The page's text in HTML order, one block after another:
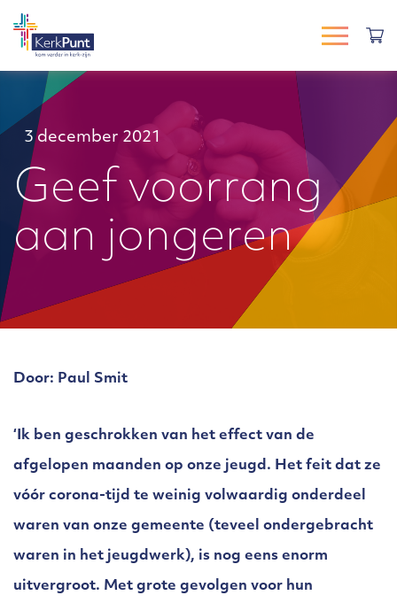
3 december 2021
Geef voorrang
aan jongeren
Door: Paul Smit
‘Ik ben geschrokken van het effect van de
afgelopen maanden op onze jeugd. Het feit dat ze
vóór corona-tijd te weinig volwaardig onderdeel
waren van onze gemeente (teveel ondergebracht
waren in het jeugdwerk), is nog eens enorm
uitvergroot. Met grote gevolgen voor hun